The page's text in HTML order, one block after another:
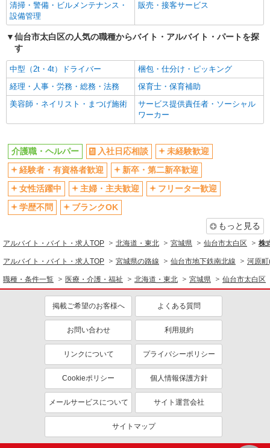
清掃・警備・ビルメンテナンス・
設備管理
販売・接客サービス
仙台市太白区の人気の職種からバイト・アルバイト・パートを探
す
中型（2t・4t）ドライバー
梱包・仕分け・ピッキング
経理・人事・労務・総務・法務
保育士・保育補助
美容師・ネイリスト・まつげ施術
サービス提供責任者・ソーシャル
ワーカー
介護職・ヘルパー 入社日応相談
未経験歓迎
経験者・有資格者歓迎
新卒・第二新卒歓迎
女性活躍中
主婦・主夫歓迎
フリーター歓迎
学歴不問
ブランクOK
もっと見る
アルバイト・バイト・求人TOP 北海道・東北 宮城県 仙台市太白区 株
アルバイト・バイト・求人TOP 宮城県の路線 仙台市地下鉄南北線 河原
職種・条件一覧 医療・介護・福祉 北海道・東北 宮城県 仙台市太白区
掲載ご希望のお客様へ よくある質問
お問い合わせ 利用規約
リンクについて プライバシーポリシー
Cookieポリシー 個人情報保護方針
メールサービスについて サイト運営会社
サイトマップ